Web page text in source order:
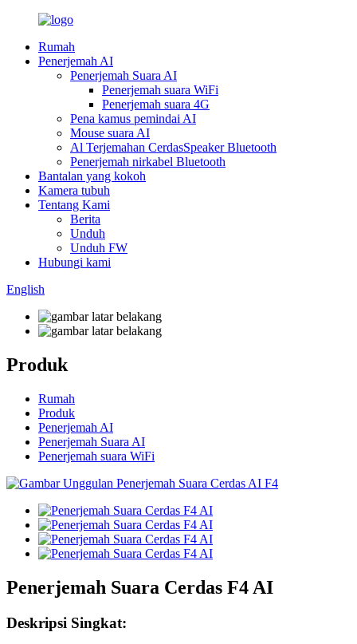
Rumah
Penerjemah AI
Penerjemah Suara AI
Penerjemah suara WiFi
Penerjemah suara 4G
Pena kamus pemindai AI
Mouse suara AI
Al Terjemahan CerdasSpeaker Bluetooth
Penerjemah nirkabel Bluetooth
Bantalan yang kokoh
Kamera tubuh
Tentang Kami
Berita
Unduh
Unduh FW
Hubungi kami
English
Produk
Rumah
Produk
Penerjemah AI
Penerjemah Suara AI
Penerjemah suara WiFi
Penerjemah Suara Cerdas F4 AI
Deskripsi Singkat: